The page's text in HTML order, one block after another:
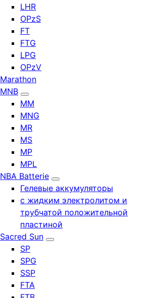
LHR
OPzS
FT
FTG
LPG
OPzV
Marathon
MNB
MM
MNG
MR
MS
MP
MPL
NBA Batterie
Гелевые аккумуляторы
с жидким электролитом и
трубчатой положительной
пластиной
Sacred Sun
SP
SPG
SSP
FTA